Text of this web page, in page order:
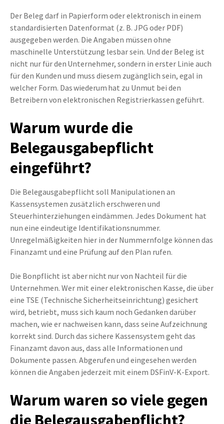
Der Beleg darf in Papierform oder elektronisch in einem
standardisierten Datenformat (z. B. JPG oder PDF)
ausgegeben werden. Die Angaben müssen ohne
maschinelle Unterstützung lesbar sein. Und der Beleg ist
nicht nur für den Unternehmer, sondern in erster Linie auch
für den Kunden und muss diesem zugänglich sein, egal in
welcher Form. Das wiederum hat zu Unmut bei den
Betreibern von elektronischen Registrierkassen geführt.
Warum wurde die
Belegausgabepflicht
eingeführt?
Die Belegausgabepflicht soll Manipulationen an
Kassensystemen zusätzlich erschweren und
Steuerhinterziehungen eindämmen. Jedes Dokument hat
nun eine eindeutige Identifikationsnummer.
Unregelmäßigkeiten hier in der Nummernfolge können das
Finanzamt und eine Prüfung auf den Plan rufen.
Die Bonpflicht ist aber nicht nur von Nachteil für die
Unternehmen. Wer mit einer elektronischen Kasse, die über
eine TSE (Technische Sicherheitseinrichtung) gesichert
wird, betriebt, muss sich kaum noch Gedanken darüber
machen, wie er nachweisen kann, dass seine Aufzeichnung
korrekt sind. Durch das sichere Kassensystem geht das
Finanzamt davon aus, dass alle Informationen und
Dokumente passen. Abgerufen und eingesehen werden
können die Angaben jederzeit mit einem DSFinV-K-Export.
Warum waren so viele gegen
die Belegausgabepflicht?